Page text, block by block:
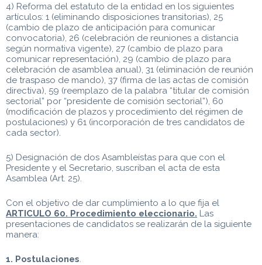
4) Reforma del estatuto de la entidad en los siguientes
artículos: 1 (eliminando disposiciones transitorias), 25
(cambio de plazo de anticipación para comunicar
convocatoria), 26 (celebración de reuniones a distancia
según normativa vigente), 27 (cambio de plazo para
comunicar representación), 29 (cambio de plazo para
celebración de asamblea anual), 31 (eliminación de reunión
de traspaso de mando), 37 (firma de las actas de comisión
directiva), 59 (reemplazo de la palabra “titular de comisión
sectorial” por “presidente de comisión sectorial”), 60
(modificación de plazos y procedimiento del régimen de
postulaciones) y 61 (incorporación de tres candidatos de
cada sector).
5) Designación de dos Asambleístas para que con el
Presidente y el Secretario, suscriban el acta de esta
Asamblea (Art. 25).
Con el objetivo de dar cumplimiento a lo que fija el
ARTICULO 60. Procedimiento eleccionario. Las
presentaciones de candidatos se realizarán de la siguiente
manera:
1. Postulaciones.